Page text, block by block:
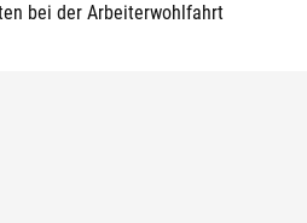
bei der Arbeiterwohlfahrt